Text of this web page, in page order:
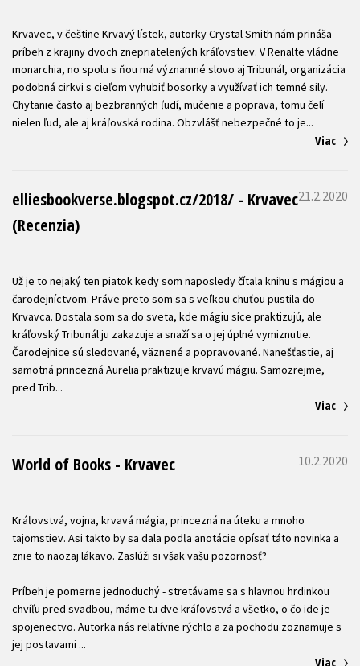
Krvavec, v češtine Krvavý lístek, autorky Crystal Smith nám prináša
príbeh z krajiny dvoch znepriatelených kráľovstiev. V Renalte vládne
monarchia, no spolu s ňou má významné slovo aj Tribunál, organizácia
podobná cirkvi s cieľom vyhubiť bosorky a využívať ich temné sily.
Chytanie často aj bezbranných ľudí, mučenie a poprava, tomu čelí
Viac
elliesbookverse.blogspot.cz/2018/ - Krvavec
(Recenzia)
21.2.2020
Už je to nejaký ten piatok kedy som naposledy čítala knihu s mágiou a
čarodejníctvom. Práve preto som sa s veľkou chuťou pustila do
Krvavca. Dostala som sa do sveta, kde mágiu síce praktizujú, ale
kráľovský Tribunál ju zakazuje a snaží sa o jej úplné vymiznutie.
Čarodejnice sú sledované, väznené a popravované. Nanešťastie, aj
samotná princezná Aurelia praktizuje krvavú mágiu. Samozrejme,
Viac
World of Books - Krvavec 10.2.2020
Kráľovstvá, vojna, krvavá mágia, princezná na úteku a mnoho
tajomstiev. Asi takto by sa dala podľa anotácie opísať táto novinka a
znie to naozaj lákavo. Zaslúži si však vašu pozornosť?
Príbeh je pomerne jednoduchý - stretávame sa s hlavnou hrdinkou
chvíľu pred svadbou, máme tu dve kráľovstvá a všetko, o čo ide je
spojenectvo. Autorka nás relatívne rýchlo a za pochodu zoznamuje s
Viac